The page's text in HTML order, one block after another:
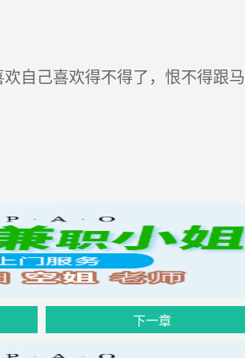
自己喜欢得不得了，恨不得跟马
下一章